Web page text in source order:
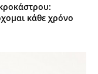
κάθε χρόνο